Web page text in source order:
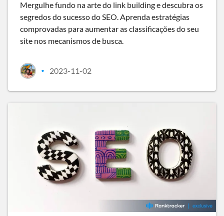
Mergulhe fundo na arte do link building e descubra os
segredos do sucesso do SEO. Aprenda estratégias
comprovadas para aumentar as classificações do seu
site nos mecanismos de busca.
• 2023-11-02